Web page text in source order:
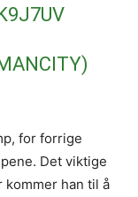
for forrige
Det viktige
kommer han til å